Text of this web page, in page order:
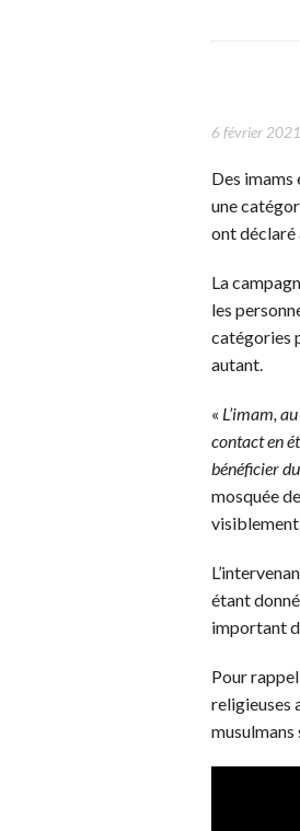
6 février 2021
Des imams
une
ont déclaré
La
les
catégories
autant.
« L’imam,
contact en
bénéficier
mosquée
visiblement
étant
important
Pour
religieuses
musulmans